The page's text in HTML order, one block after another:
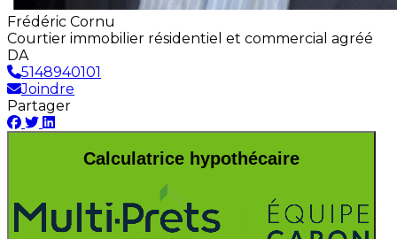
Frédéric Cornu
Courtier immobilier résidentiel et commercial agréé
DA
5148940101
Joindre
Partager
Calculatrice hypothécaire